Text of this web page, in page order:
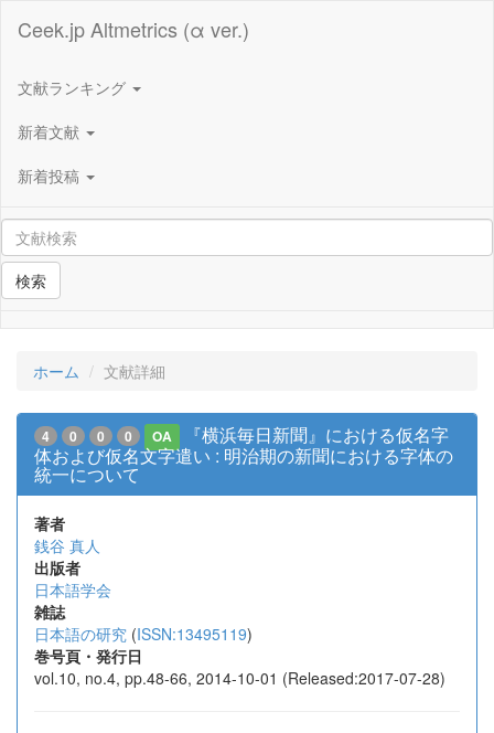
Ceek.jp Altmetrics (α ver.)
文献ランキング
新着文献
新着投稿
検索
ホーム 文献詳細
4 0 0 0 OA
『横浜毎日新聞』における仮名字
体および仮名文字遣い : 明治期の新聞における字体の
統一について
著者
銭谷 真人
出版者
日本語学会
雑誌
日本語の研究 (ISSN:13495119)
巻号頁・発行日
vol.10, no.4, pp.48-66, 2014-10-01 (Released:2017-07-28)